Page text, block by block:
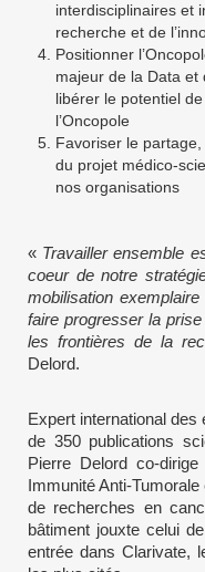
interdisciplinaires et
recherche et de
Positionner
majeur de la Data et
libérer le potentiel
l’Oncopole
Favoriser le
du projet médico-
nos organisations
« Travailler ensemble
coeur de notre
mobilisation
faire progresser la
les frontières de la
Delord.
Expert international
de 350 publications
Pierre Delord co-
Immunité Anti-
de recherches en
bâtiment jouxte celui
entrée dans Clarivate,